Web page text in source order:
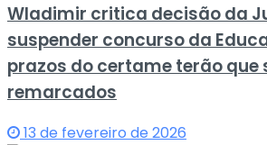
Wladimir critica decisão da
suspender concurso da
prazos do certame terão que
remarcados
13 de fevereiro de 2026